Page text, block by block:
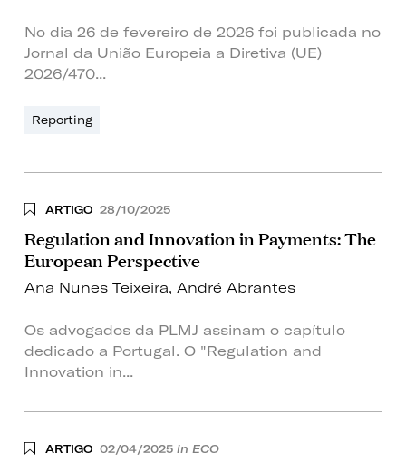
No dia 26 de fevereiro de 2026 foi publicada no
Jornal da União Europeia a Diretiva (UE)
2026/470...
Reporting
ARTIGO 28/10/2025
Regulation and Innovation in Payments: The
European Perspective
Ana Nunes Teixeira,André Abrantes
Os advogados da PLMJ assinam o capítulo
dedicado a Portugal. O "Regulation and
Innovation in...
ARTIGO 02/04/2025in ECO